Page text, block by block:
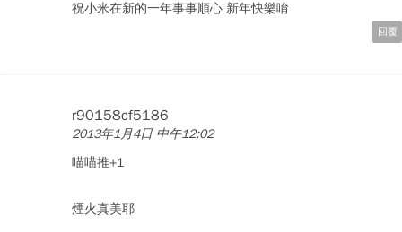
祝小米在新的一年事事順心 新年快樂唷
回覆
r90158cf5186
2013年1月4日 中午12:02
喵喵推+1
煙火真美耶